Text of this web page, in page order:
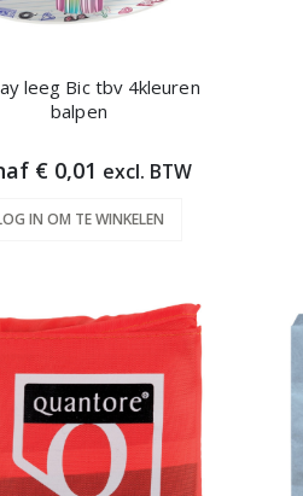
leeg Bic tbv 4kleuren
balpen
€ 0,01 excl. BTW
IN OM TE WINKELEN